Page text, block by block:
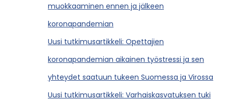
muokkaaminen ennen ja jälkeen
koronapandemian
Uusi tutkimusartikkeli: Opettajien
koronapandemian aikainen työstressi ja sen
yhteydet saatuun tukeen Suomessa ja Virossa
Uusi tutkimusartikkeli: Varhaiskasvatuksen tuki